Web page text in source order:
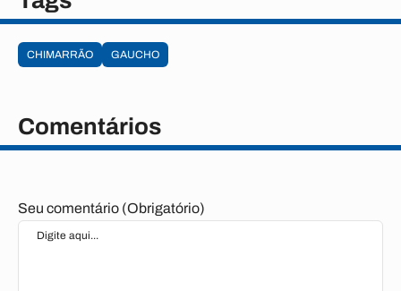
CHIMARRÃO GAUCHO
Comentários
Seu comentário (Obrigatório)